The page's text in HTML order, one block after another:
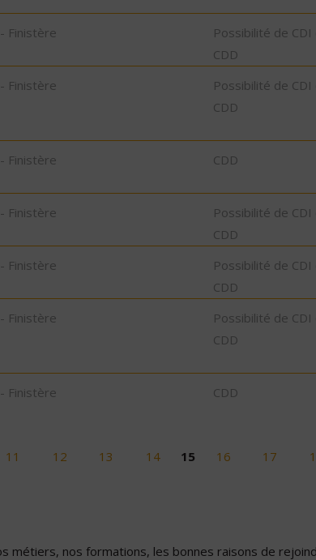
Finistère
Possibilité de CDI
CDD
Finistère
Possibilité de CDI
CDD
Finistère CDD
Finistère
Possibilité de CDI
CDD
Finistère
Possibilité de CDI
CDD
Finistère
Possibilité de CDI
CDD
Finistère CDD
11 12 13 14 15 16 17
métiers, nos formations, les bonnes raisons de